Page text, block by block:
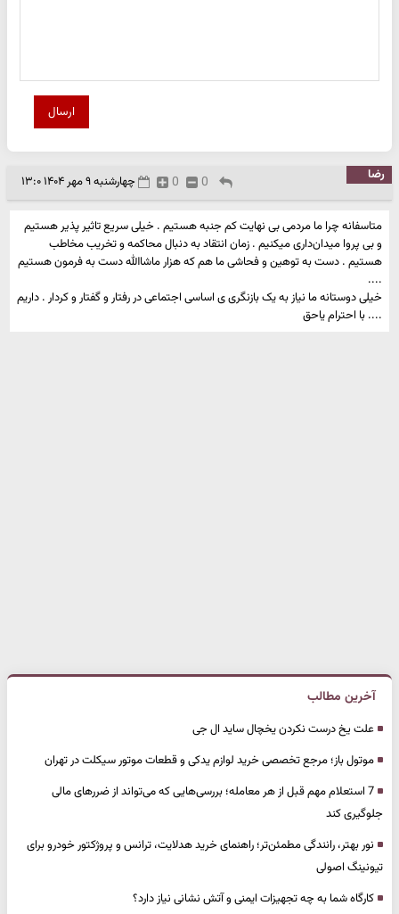
ارسال
رضا چهارشنبه ۹ مهر ۱۴۰۴ ۱۳:۰ 0
0
متاسفانه چرا ما مردمی بی نهایت کم جنبه هستیم . خیلی سریع تاثیر پذیر هستیم
و بی پروا میدان‌داری میکنیم . زمان انتقاد به دنبال محاکمه و تخریب مخاطب
هستیم . دست به توهین و فحاشی ما هم که هزار ماشاالله دست به فرمون هستیم
....
خیلی دوستانه ما نیاز به یک بازنگری ی اساسی اجتماعی در رفتار و گفتار و کردار . داریم
.... با احترام یاحق
آخرین مطالب
علت یخ درست نکردن یخچال ساید ال جی
موتول باز؛ مرجع تخصصی خرید لوازم یدکی و قطعات موتور سیکلت در تهران
7 استعلام مهم قبل از هر معامله؛ بررسی‌هایی که می‌تواند از ضررهای مالی
جلوگیری کند
نور بهتر، رانندگی مطمئن‌تر؛ راهنمای خرید هدلایت، ترانس و پروژکتور خودرو برای
تیونینگ اصولی
کارگاه شما به چه تجهیزات ایمنی و آتش نشانی نیاز دارد؟